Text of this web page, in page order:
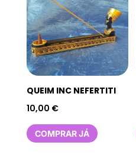
QUEIM INC NEFERTITI
10,00 €
COMPRAR JÁ